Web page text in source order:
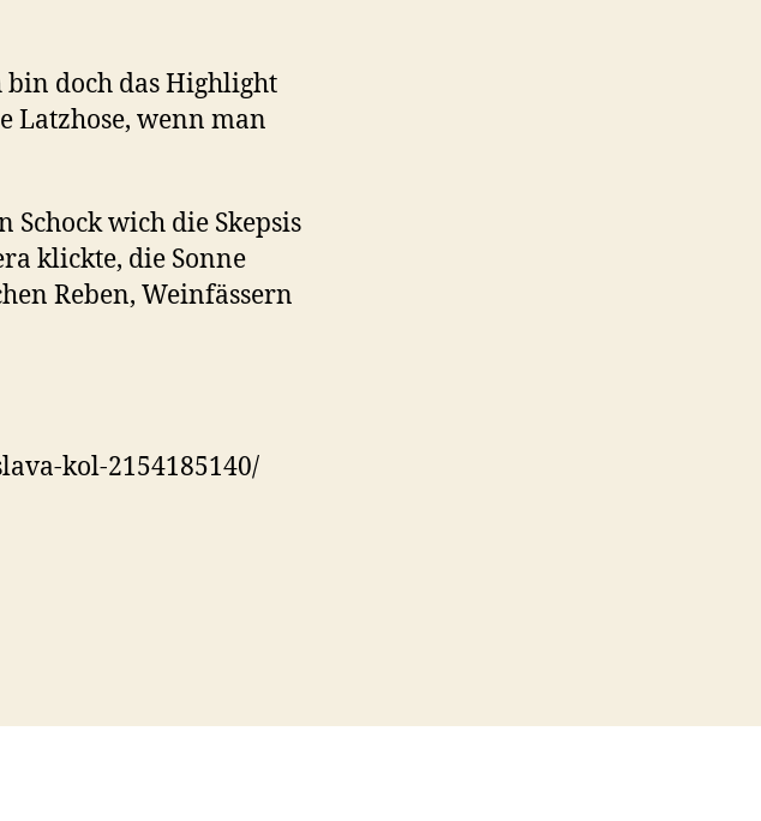
bin doch das Highlight
Latzhose, wenn man
Schock wich die Skepsis
klickte, die Sonne
Reben, Weinfässern
kol-2154185140/